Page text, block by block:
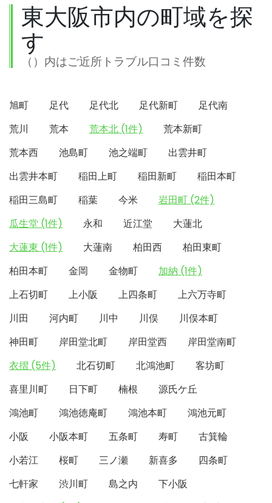
東大阪市内の町域を探
す
（）内はご近所トラブル口コミ件数
旭町 足代 足代北 足代新町
足代南
荒川
荒本 荒本北 (1件)
荒本新町
荒本西
池島町 池之端町
出雲井町
出雲井本町
稲田上町 稲田新町
稲田本町
稲田三島町
稲葉 今米
岩田町 (2件)
瓜生堂 (1件)
永和 近江堂
大蓮北
大蓮東 (1件)
大蓮南 柏田西
柏田東町
柏田本町
金岡 金物町
加納 (1件)
上石切町
上小阪 上四条町
上六万寺町
川田
河内町 川中 川俣
川俣本町
神田町
岸田堂北町 岸田堂西
岸田堂南町
衣摺 (5件)
北石切町 北鴻池町
客坊町
喜里川町
日下町 楠根
源氏ケ丘
鴻池町
鴻池徳庵町 鴻池本町
鴻池元町
小阪
小阪本町 五条町 寿町
古箕輪
小若江
桜町 三ノ瀬 新喜多
四条町
七軒家
渋川町 島之内
下小阪